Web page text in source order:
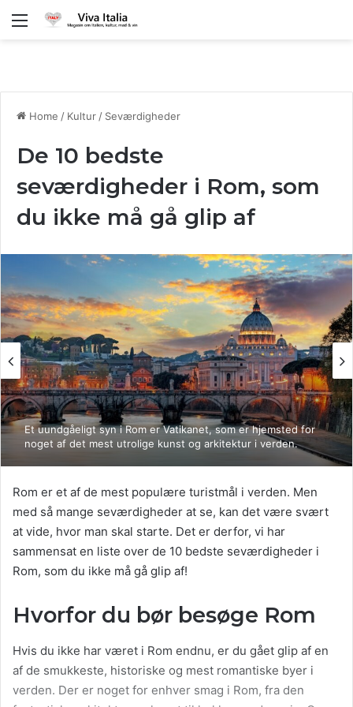
Menu
Home / Kultur/ Seværdigheder
De 10 bedste
seværdigheder i Rom, som
du ikke må gå glip af
Et uundgåeligt syn i Rom er Vatikanet, som er hjemsted for
noget af det mest utrolige kunst og arkitektur i verden.
Rom er et af de mest populære turistmål i verden. Men
med så mange seværdigheder at se, kan det være svært
at vide, hvor man skal starte. Det er derfor, vi har
sammensat en liste over de 10 bedste seværdigheder i
Rom, som du ikke må gå glip af!
Hvorfor du bør besøge Rom
Hvis du ikke har været i Rom endnu, er du gået glip af en
af ​​de smukkeste, historiske og mest romantiske byer i
verden. Der er noget for enhver smag i Rom, fra den